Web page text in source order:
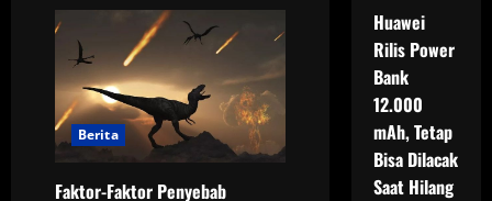
Berita
Faktor-Faktor Penyebab
Huawei
Rilis Power
Bank
12.000
mAh, Tetap
Bisa Dilacak
Saat Hilang